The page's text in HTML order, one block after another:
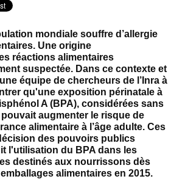
mondiale souffre d’allergie
Une origine
réactions alimentaires
suspectée. Dans ce contexte et
équipe de chercheurs de l’Inra à
qu'une exposition périnatale à
A (BPA), considérées sans
augmenter le risque de
alimentaire à l’âge adulte. Ces
des pouvoirs publics
l'utilisation du BPA dans les
destinés aux nourrissons dès
alimentaires en 2015.